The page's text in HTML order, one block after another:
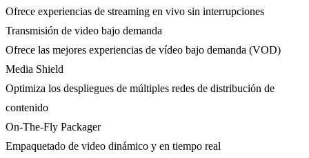
Ofrece experiencias de streaming en vivo sin interrupciones
Transmisión de video bajo demanda
Ofrece las mejores experiencias de vídeo bajo demanda (VOD)
Media Shield
Optimiza los despliegues de múltiples redes de distribución de
contenido
On-The-Fly Packager
Empaquetado de video dinámico y en tiempo real